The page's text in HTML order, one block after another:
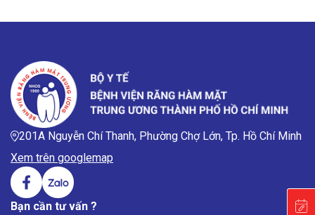
201A Nguyễn Chí Thanh, Phường Chợ Lớn, Tp. Hồ Chí Minh
Xem trên googlemap
Bạn cần tư vấn ?